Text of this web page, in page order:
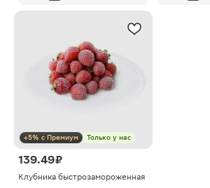
+5% с Премиум Только у нас
139.49 ₽
Клубника быстрозамороженная